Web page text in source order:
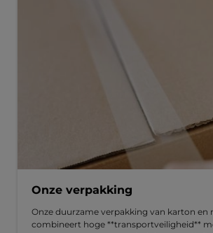
Onze verpakking
Onze duurzame verpakking van karton en
combineert hoge **transportveiligheid**